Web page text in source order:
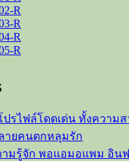
ปรไฟล์โดดเด่น ทั้งความ
ายคนตกหลุมรัก
ามรู้จัก พอแอมอแพม อิน